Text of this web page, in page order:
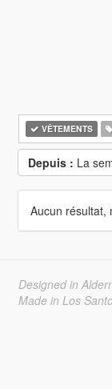
VÊTEMENTS
Depuis : La
Aucun résultat,
Designed in
Made in Los